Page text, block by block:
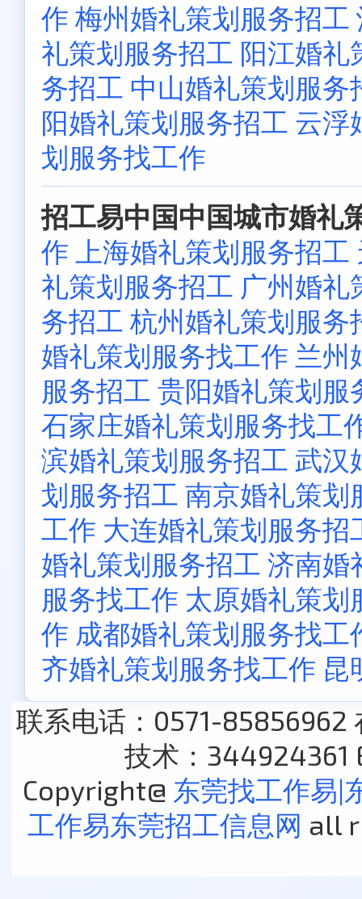
作 梅州婚礼策划服务招工
礼策划服务招工 阳江婚礼
务招工 中山婚礼策划服务
阳婚礼策划服务招工 云浮
划服务找工作
招工易中国中国城市婚礼
作 上海婚礼策划服务招工
礼策划服务招工 广州婚礼
务招工 杭州婚礼策划服务
婚礼策划服务找工作 兰州
服务招工 贵阳婚礼策划服
石家庄婚礼策划服务找工
滨婚礼策划服务招工 武汉
划服务招工 南京婚礼策划
工作 大连婚礼策划服务招
婚礼策划服务招工 济南婚
服务找工作 太原婚礼策划
作 成都婚礼策划服务找工
齐婚礼策划服务找工作 昆
联系电话：0571-85856962
技术：344924361
Copyright@ 东莞找工作易|
工作易东莞招工信息网 all